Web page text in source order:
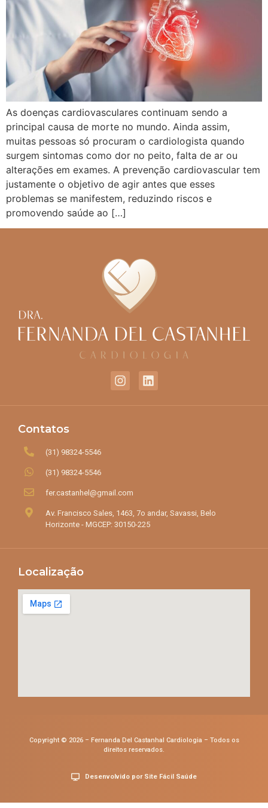
As doenças cardiovasculares continuam sendo a
principal causa de morte no mundo. Ainda assim,
muitas pessoas só procuram o cardiologista quando
surgem sintomas como dor no peito, falta de ar ou
alterações em exames. A prevenção cardiovascular tem
justamente o objetivo de agir antes que esses
problemas se manifestem, reduzindo riscos e
promovendo saúde ao […]
Contatos
(31) 98324-5546
(31) 98324-5546
fer.castanhel@gmail.com
Av. Francisco Sales, 1463, 7o andar, Savassi, Belo
Horizonte - MGCEP: 30150-225
Localização
Copyright © 2026 – Fernanda Del Castanhal Cardiologia – Todos os
direitos reservados.
Desenvolvido por Site Fácil Saúde